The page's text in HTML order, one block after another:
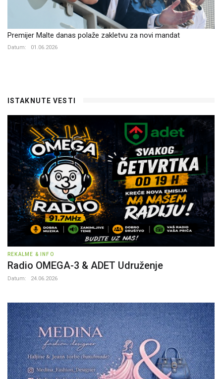
Premijer Malte danas polaže zakletvu za novi mandat
Datum: 01.06.2026
ISTAKNUTE VESTI
REKALME & INFO
Radio OMEGA-3 & ADET Udruženje
Datum: 24.06.2026